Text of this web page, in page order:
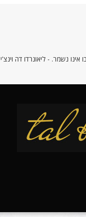
נשמר. - ליאונרדו דה וינצ'י